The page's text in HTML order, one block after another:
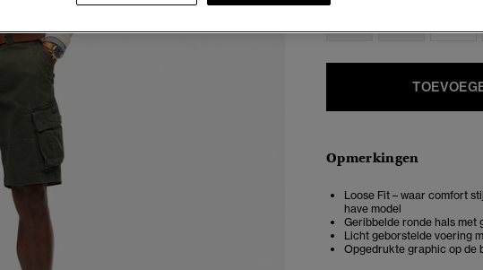
Opmerkingen
Loose Fit – waar comfort
have model
Geribbelde ronde hals met
Licht geborstelde voering
Opgedrukte graphic op de